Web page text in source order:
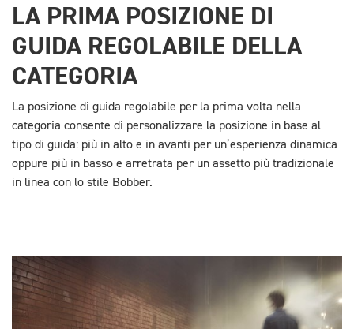
LA PRIMA POSIZIONE DI
GUIDA REGOLABILE DELLA
CATEGORIA
La posizione di guida regolabile per la prima volta nella
categoria consente di personalizzare la posizione in base al
tipo di guida: più in alto e in avanti per un’esperienza dinamica
oppure più in basso e arretrata per un assetto più tradizionale
in linea con lo stile Bobber.